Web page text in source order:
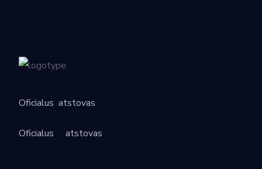
Oficialus atstovas
Oficialus atstovas